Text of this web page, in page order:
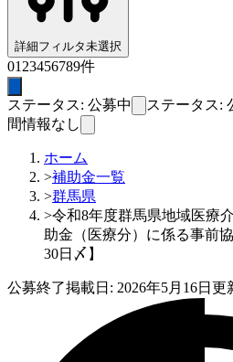
詳細フィルタ未選択
01 23456789件
ステータス: 公募中 ステータス:
間情報なし
ホーム
>補助金一覧
>群馬県
>令和8年度群馬県地域医療
助金（医療分）に係る事前
30日〆】
公募終了掲載日: 2026年5月16日 更